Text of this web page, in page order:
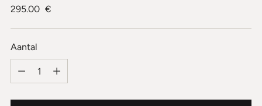
Normale
295.00 €
Aantal